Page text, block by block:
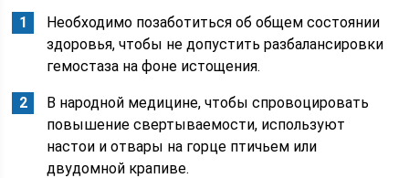
Необходимо позаботиться об общем состоянии
здоровья, чтобы не допустить разбалансировки
гемостаза на фоне истощения.
В народной медицине, чтобы спровоцировать
повышение свертываемости, используют
настои и отвары на горце птичьем или
двудомной крапиве.